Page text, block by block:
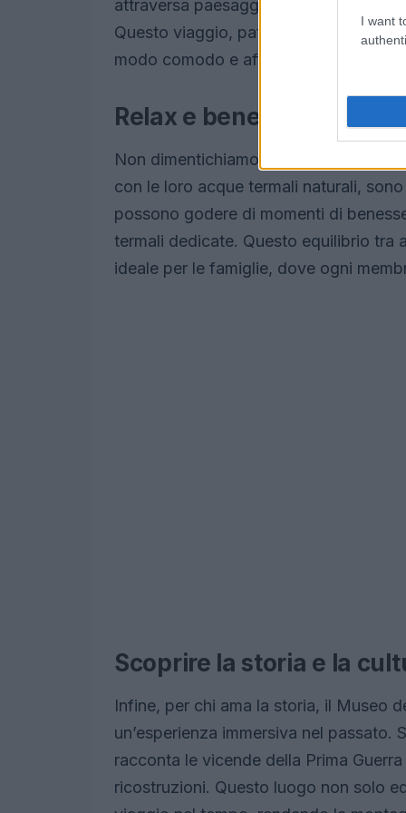
I want
attraversa paesaggi mozzafiato,
Questo viaggio, patrimonio
modo comodo e affascinante.
Relax e benessere in
Non dimentichiamo le opportunità di
con le loro acque termali naturali,
possono godere di momenti di
termali dedicate. Questo equilibrio tra
ideale per le famiglie, dove ogni
Scoprire la storia e la
Infine, per chi ama la storia, il Museo
un’esperienza immersiva nel
racconta le vicende della Prima
ricostruzioni. Questo luogo non solo